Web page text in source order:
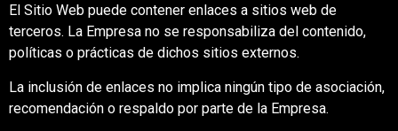
El Sitio Web puede contener enlaces a sitios web de
terceros. La Empresa no se responsabiliza del contenido,
políticas o prácticas de dichos sitios externos.
La inclusión de enlaces no implica ningún tipo de asociación,
recomendación o respaldo por parte de la Empresa.